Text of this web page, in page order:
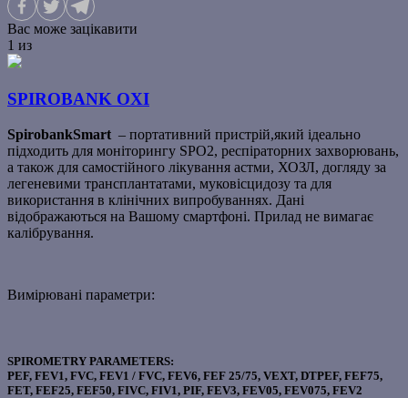
Вас може зацікавити
1 из
SPIROBANK OXI
SpirobankSmart – портативний пристрій,який ідеально
підходить для моніторингу SPO2, респіраторних захворювань,
а також для самостійного лікування астми, ХОЗЛ, догляду за
легеневими трансплантатами, муковісцидозу та для
використання в клінічних випробуваннях. Дані
відображаються на Вашому смартфоні. Прилад не вимагає
калібрування.
Вимірювані параметри:
SPIROMETRY PARAMETERS:
PEF, FEV1, FVC, FEV1 / FVC, FEV6, FEF 25/75, VEXT, DTPEF, FEF75,
FET, FEF25, FEF50, FIVC, FIV1, PIF, FEV3, FEV05, FEV075, FEV2